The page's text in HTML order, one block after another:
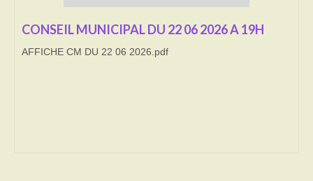
Transport
Cimetière
CONSEIL MUNICIPAL DU 22 06 2026 A 19H
AFFICHE CM DU 22 06 2026.pdf